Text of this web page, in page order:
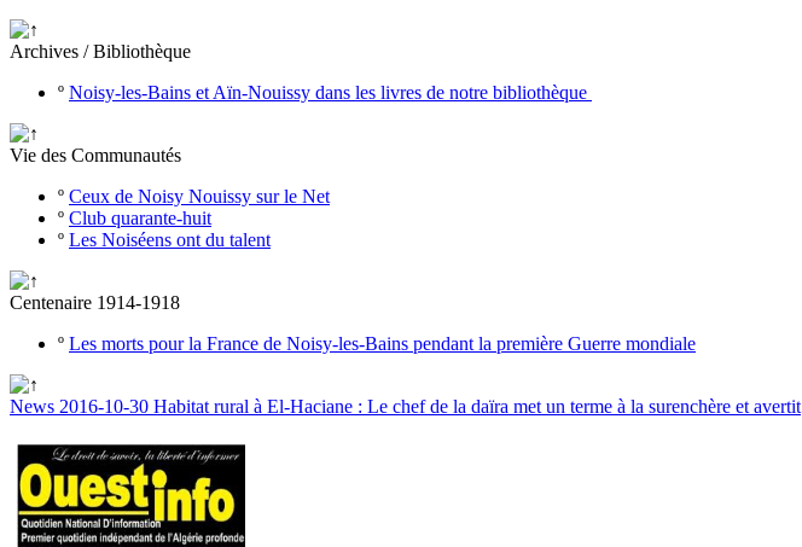
Archives / Bibliothèque
º Noisy-les-Bains et Aïn-Nouissy dans les livres de notre bibliothèque
Vie des Communautés
º Ceux de Noisy Nouissy sur le Net
º Club quarante-huit
º Les Noiséens ont du talent
Centenaire 1914-1918
º Les morts pour la France de Noisy-les-Bains pendant la première Guerre mondiale
News 2016-10-30 Habitat rural à El-Haciane : Le chef de la daïra met un terme à la surenchère et avertit